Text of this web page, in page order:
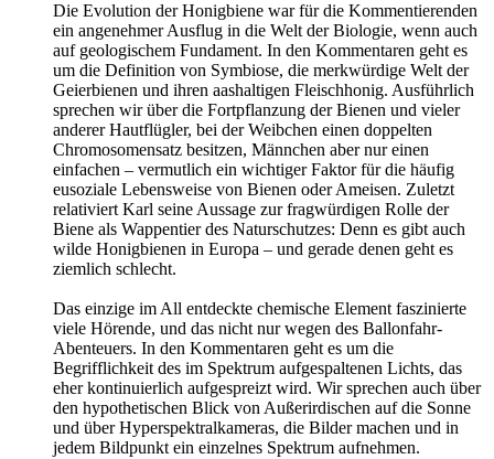
Die Evolution der Honigbiene war für die Kommentierenden
ein angenehmer Ausflug in die Welt der Biologie, wenn auch
auf geologischem Fundament. In den Kommentaren geht es
um die Definition von Symbiose, die merkwürdige Welt der
Geierbienen und ihren aashaltigen Fleischhonig. Ausführlich
sprechen wir über die Fortpflanzung der Bienen und vieler
anderer Hautflügler, bei der Weibchen einen doppelten
Chromosomensatz besitzen, Männchen aber nur einen
einfachen – vermutlich ein wichtiger Faktor für die häufig
eusoziale Lebensweise von Bienen oder Ameisen. Zuletzt
relativiert Karl seine Aussage zur fragwürdigen Rolle der
Biene als Wappentier des Naturschutzes: Denn es gibt auch
wilde Honigbienen in Europa – und gerade denen geht es
ziemlich schlecht.
Das einzige im All entdeckte chemische Element faszinierte
viele Hörende, und das nicht nur wegen des Ballonfahr-
Abenteuers. In den Kommentaren geht es um die
Begrifflichkeit des im Spektrum aufgespaltenen Lichts, das
eher kontinuierlich aufgespreizt wird. Wir sprechen auch über
den hypothetischen Blick von Außerirdischen auf die Sonne
und über Hyperspektralkameras, die Bilder machen und in
jedem Bildpunkt ein einzelnes Spektrum aufnehmen.